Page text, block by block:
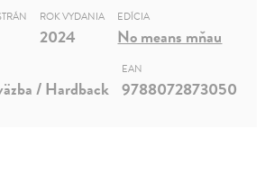
ROK VYDANIA
2024
EDÍCIA
No means mňau
/ Hardback
EAN
9788072873050